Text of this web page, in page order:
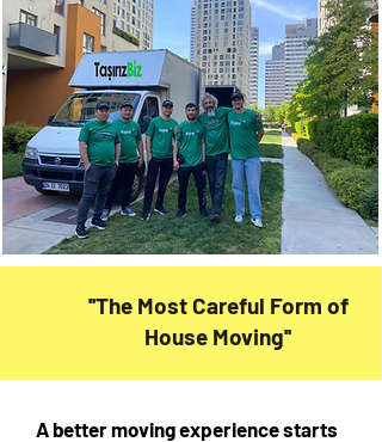
''The Most Careful Form of
House Moving''
A better moving experience starts